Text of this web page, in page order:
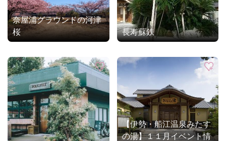
奈屋浦グラウンドの河津
桜
長寿蘇鉄
【伊勢・船江温泉みたす
の湯】１１月イベント情